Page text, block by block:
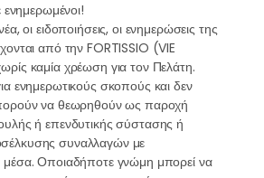
ενημερωμένοι!
οι ειδοποιήσεις, οι ενημερώσεις της
από την FORTISSIO (VIE
καμία χρέωση για τον Πελάτη.
ενημερωτικούς σκοπούς και δεν
να θεωρηθούν ως παροχή
ή επενδυτικής σύστασης ή
συναλλαγών με
μέσα. Οποιαδήποτε γνώμη μπορεί να